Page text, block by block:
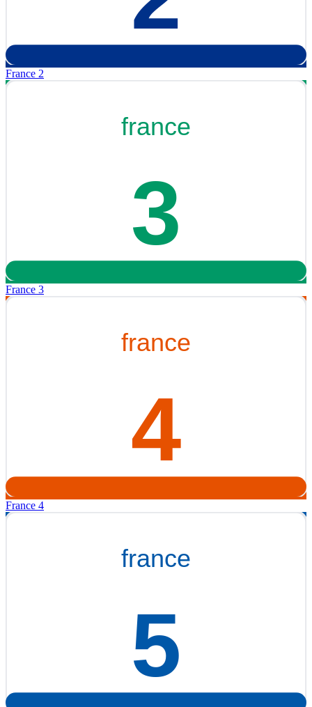
France 2
France 3
France 4